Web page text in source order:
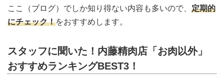
ここ（ブログ）でしか知り得ない内容も多いので、 定期的
にチェック！をおすすめします。
スタッフに聞いた！内藤精肉店「お肉以外」
おすすめランキングBEST3！